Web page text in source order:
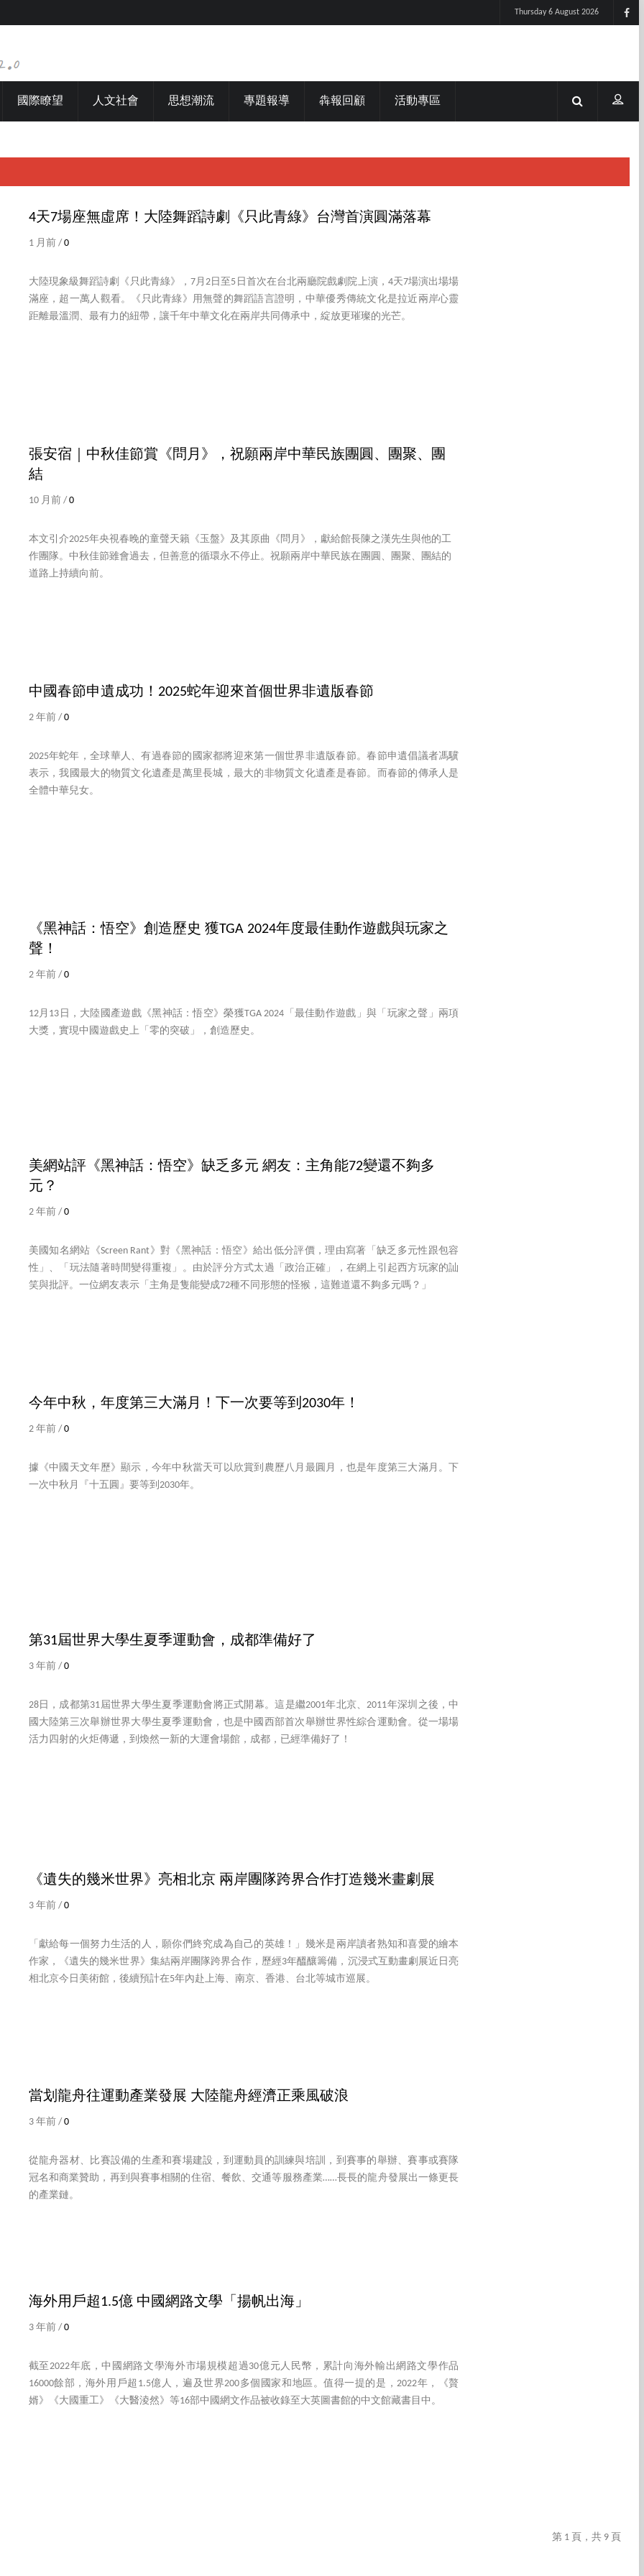
Thursday 6 August 2026
國際瞭望 人文社會 思想潮流 專題報導 犇報回顧 活動專區
4天7場座無虛席！大陸舞蹈詩劇《只此青綠》台灣首演圓滿落幕
1 月前 / 0
大陸現象級舞蹈詩劇《只此青綠》，7月2日至5日首次在台北兩廳院戲劇院上演，4天7場演出場場
滿座，超一萬人觀看。《只此青綠》用無聲的舞蹈語言證明，中華優秀傳統文化是拉近兩岸心靈
距離最溫潤、最有力的紐帶，讓千年中華文化在兩岸共同傳承中，綻放更璀璨的光芒。
張安宿｜中秋佳節賞《問月》，祝願兩岸中華民族團圓、團聚、團
結
10 月前 / 0
本文引介2025年央視春晚的童聲天籟《玉盤》及其原曲《問月》，獻給館長陳之漢先生與他的工
作團隊。中秋佳節雖會過去，但善意的循環永不停止。祝願兩岸中華民族在團圓、團聚、團結的
道路上持續向前。
中國春節申遺成功！2025蛇年迎來首個世界非遺版春節
2 年前 / 0
2025年蛇年，全球華人、有過春節的國家都將迎來第一個世界非遺版春節。春節申遺倡議者馮驥
表示，我國最大的物質文化遺產是萬里長城，最大的非物質文化遺產是春節。而春節的傳承人是
全體中華兒女。
《黑神話：悟空》創造歷史 獲TGA 2024年度最佳動作遊戲與玩家之
聲！
2 年前 / 0
12月13日，大陸國產遊戲《黑神話：悟空》榮獲TGA 2024「最佳動作遊戲」與「玩家之聲」兩項
大獎，實現中國遊戲史上「零的突破」，創造歷史。
美網站評《黑神話：悟空》缺乏多元 網友：主角能72變還不夠多
元？
2 年前 / 0
美國知名網站《Screen Rant》對《黑神話：悟空》給出低分評價，理由寫著「缺乏多元性跟包容
性」、「玩法隨著時間變得重複」。由於評分方式太過「政治正確」，在網上引起西方玩家的訕
笑與批評。一位網友表示「主角是隻能變成72種不同形態的怪猴，這難道還不夠多元嗎？」
今年中秋，年度第三大滿月！下一次要等到2030年！
2 年前 / 0
據《中國天文年歷》顯示，今年中秋當天可以欣賞到農歷八月最圓月，也是年度第三大滿月。下
一次中秋月『十五圓』要等到2030年。
第31屆世界大學生夏季運動會，成都準備好了
3 年前 / 0
28日，成都第31屆世界大學生夏季運動會將正式開幕。這是繼2001年北京、2011年深圳之後，中
國大陸第三次舉辦世界大學生夏季運動會，也是中國西部首次舉辦世界性綜合運動會。從一場場
活力四射的火炬傳遞，到煥然一新的大運會場館，成都，已經準備好了！
《遺失的幾米世界》亮相北京 兩岸團隊跨界合作打造幾米畫劇展
3 年前 /0
「獻給每一個努力生活的人，願你們終究成為自己的英雄！」幾米是兩岸讀者熟知和喜愛的繪本
作家，《遺失的幾米世界》集結兩岸團隊跨界合作，歷經3年醞釀籌備，沉浸式互動畫劇展近日亮
相北京今日美術館，後續預計在5年內赴上海、南京、香港、台北等城市巡展。
當划龍舟往運動產業發展 大陸龍舟經濟正乘風破浪
3 年前 / 0
從龍舟器材、比賽設備的生產和賽場建設，到運動員的訓練與培訓，到賽事的舉辦、賽事或賽隊
冠名和商業贊助，再到與賽事相關的住宿、餐飲、交通等服務產業……長長的龍舟發展出一條更長
的產業鏈。
海外用戶超1.5億 中國網路文學「揚帆出海」
3 年前 / 0
截至2022年底，中國網路文學海外市場規模超過30億元人民幣，累計向海外輸出網路文學作品
16000餘部，海外用戶超1.5億人，遍及世界200多個國家和地區。值得一提的是，2022年，《贅
婿》《大國重工》《大醫淩然》等16部中國網文作品被收錄至大英圖書館的中文館藏書目中。
第 1 頁，共 9 頁